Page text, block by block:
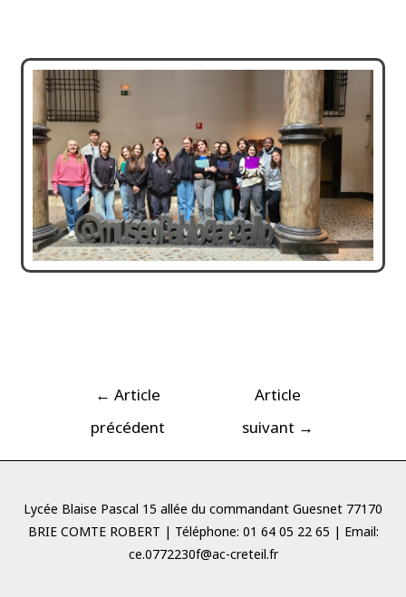
← Article
précédent
Article
suivant →
Lycée Blaise Pascal 15 allée du commandant Guesnet 77170
BRIE COMTE ROBERT | Téléphone: 01 64 05 22 65 | Email:
ce.0772230f@ac-creteil.fr